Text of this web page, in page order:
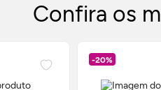
Confira os
-20%